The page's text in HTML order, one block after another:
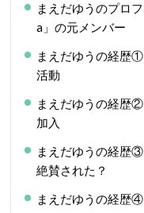
まえだゆうのプロ
a」の元メンバー
まえだゆうの経歴
活動
まえだゆうの経歴
加入
まえだゆうの経歴
絶賛された？
まえだゆうの経歴